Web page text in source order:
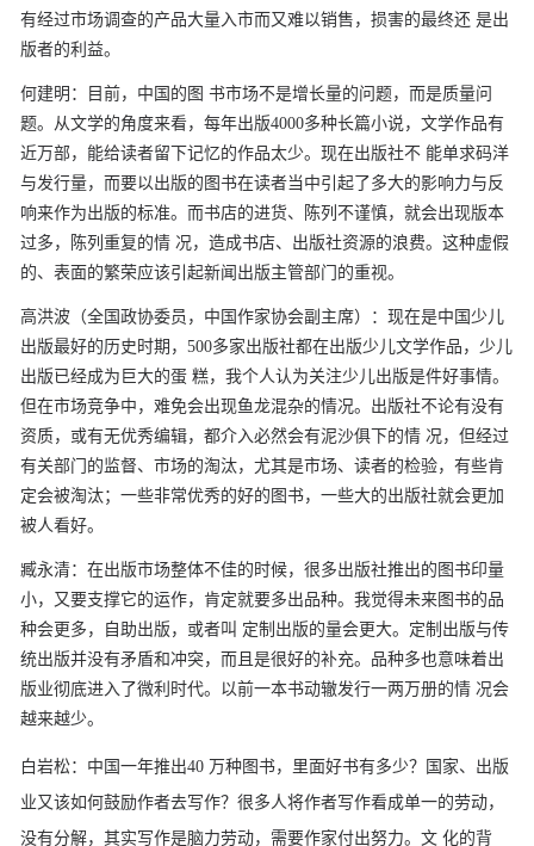
有经过市场调查的产品大量入市而又难以销售，损害的最终还 是出
版者的利益。
何建明：目前，中国的图 书市场不是增长量的问题，而是质量问
题。从文学的角度来看，每年出版4000多种长篇小说，文学作品有
近万部，能给读者留下记忆的作品太少。现在出版社不 能单求码洋
与发行量，而要以出版的图书在读者当中引起了多大的影响力与反
响来作为出版的标准。而书店的进货、陈列不谨慎，就会出现版本
过多，陈列重复的情 况，造成书店、出版社资源的浪费。这种虚假
的、表面的繁荣应该引起新闻出版主管部门的重视。
高洪波（全国政协委员，中国作家协会副主席）：现在是中国少儿
出版最好的历史时期，500多家出版社都在出版少儿文学作品，少儿
出版已经成为巨大的蛋 糕，我个人认为关注少儿出版是件好事情。
但在市场竞争中，难免会出现鱼龙混杂的情况。出版社不论有没有
资质，或有无优秀编辑，都介入必然会有泥沙俱下的情 况，但经过
有关部门的监督、市场的淘汰，尤其是市场、读者的检验，有些肯
定会被淘汰；一些非常优秀的好的图书，一些大的出版社就会更加
被人看好。
臧永清：在出版市场整体不佳的时候，很多出版社推出的图书印量
小，又要支撑它的运作，肯定就要多出品种。我觉得未来图书的品
种会更多，自助出版，或者叫 定制出版的量会更大。定制出版与传
统出版并没有矛盾和冲突，而且是很好的补充。品种多也意味着出
版业彻底进入了微利时代。以前一本书动辙发行一两万册的情 况会
越来越少。
白岩松：中国一年推出40 万种图书，里面好书有多少？国家、出版
业又该如何鼓励作者去写作？很多人将作者写作看成单一的劳动，
没有分解，其实写作是脑力劳动，需要作家付出努力。文 化的背